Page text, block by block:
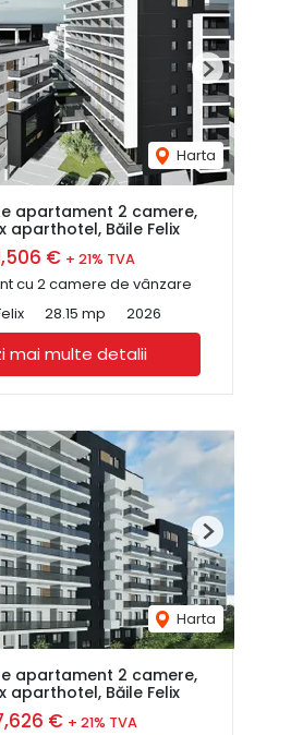
Harta
Next
apartament 2 camere,
aparthotel, Băile Felix
€ + 21% TVA
cu 2 camere de vânzare
28.15 mp 2026
mai multe detalii
Harta
Next
apartament 2 camere,
aparthotel, Băile Felix
€ + 21% TVA